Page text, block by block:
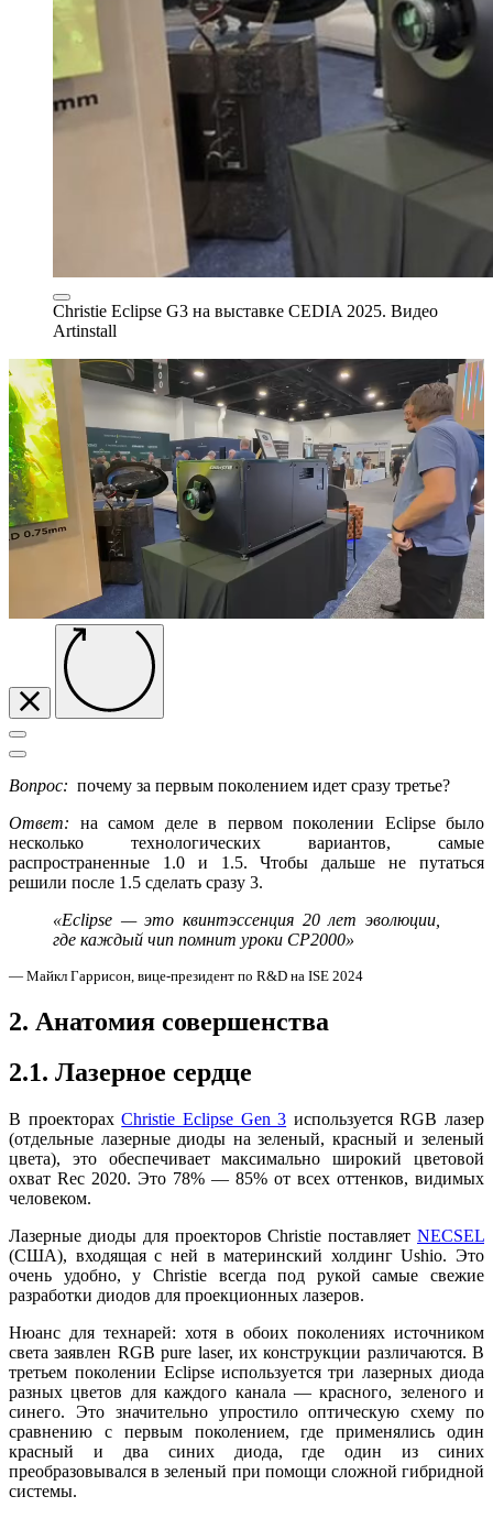
Christie Eclipse G3 на выставке CEDIA 2025. Видео
Artinstall
Вопрос: почему за первым поколением идет сразу третье?
Ответ: на самом деле в первом поколении Eclipse было
несколько технологических вариантов, самые
распространенные 1.0 и 1.5. Чтобы дальше не путаться
решили после 1.5 сделать сразу 3.
«Eclipse — это квинтэссенция 20 лет эволюции,
где каждый чип помнит уроки CP2000»
— Майкл Гаррисон, вице-президент по R&D на ISE 2024
2. Анатомия совершенства
2.1. Лазерное сердце
В проекторахChristie Eclipse Gen 3 используется RGB лазер
(отдельные лазерные диоды на зеленый, красный и зеленый
цвета), это обеспечивает максимально широкий цветовой
охват Rec 2020. Это 78% — 85% от всех оттенков, видимых
человеком.
Лазерные диоды для проекторов Christie поставляет NECSEL
(США), входящая с ней в материнский холдинг Ushio. Это
очень удобно, у Christie всегда под рукой самые свежие
разработки диодов для проекционных лазеров.
Нюанс для технарей: хотя в обоих поколениях источником
света заявлен RGB pure laser, их конструкции различаются. В
третьем поколении Eclipse используется три лазерных диода
разных цветов для каждого канала — красного, зеленого и
синего. Это значительно упростило оптическую схему по
сравнению с первым поколением, где применялись один
красный и два синих диода, где один из синих
преобразовывался в зеленый при помощи сложной гибридной
системы.